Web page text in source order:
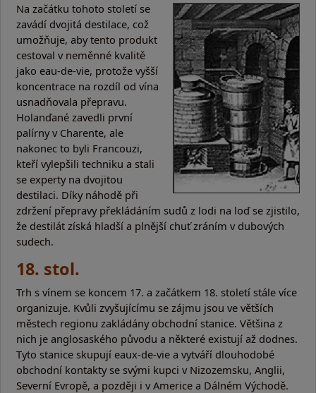
Na začátku tohoto století se
zavádí dvojitá destilace, což
umožňuje, aby tento produkt
cestoval v neměnné kvalitě
jako eau-de-vie, protože vyšší
koncentrace na rozdíl od vína
usnadňovala přepravu.
Holanďané zavedli první
palírny v Charente, ale
nakonec to byli Francouzi,
kteří vylepšili techniku a stali
se experty na dvojitou
destilaci. Díky náhodě při
zdržení přepravy překládáním sudů z lodi na loď se zjistilo,
že destilát získá hladší a plnější chuť zráním v dubových
sudech.
18. stol.
Trh s vínem se koncem 17. a začátkem 18. století stále více
organizuje. Kvůli zvyšujícímu se zájmu jsou ve větších
městech regionu zakládány obchodní stanice. Většina z
nich je anglosaského původu a některé existují až dodnes.
Tyto stanice skupují eaux-de-vie a vytváří dlouhodobé
obchodní kontakty se svými kupci v Nizozemsku, Anglii,
Severní Evropě, a později i v Americe a Dálném Východě.